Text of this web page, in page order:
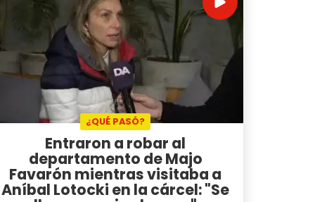
¿QUÉ PASÓ?
Entraron a robar al
departamento de Majo
Favarón mientras visitaba a
Aníbal Lotocki en la cárcel: "Se